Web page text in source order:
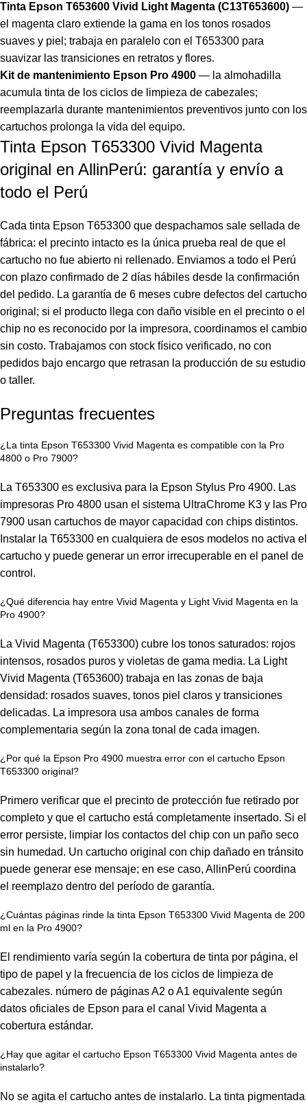
Tinta Epson T653600 Vivid Light Magenta (C13T653600) —
el magenta claro extiende la gama en los tonos rosados
suaves y piel; trabaja en paralelo con el T653300 para
suavizar las transiciones en retratos y flores.
Kit de mantenimiento Epson Pro 4900 — la almohadilla
acumula tinta de los ciclos de limpieza de cabezales;
reemplazarla durante mantenimientos preventivos junto con los
cartuchos prolonga la vida del equipo.
Tinta Epson T653300 Vivid Magenta
original en AllinPerú: garantía y envío a
todo el Perú
Cada tinta Epson T653300 que despachamos sale sellada de
fábrica: el precinto intacto es la única prueba real de que el
cartucho no fue abierto ni rellenado. Enviamos a todo el Perú
con plazo confirmado de 2 días hábiles desde la confirmación
del pedido. La garantía de 6 meses cubre defectos del cartucho
original; si el producto llega con daño visible en el precinto o el
chip no es reconocido por la impresora, coordinamos el cambio
sin costo. Trabajamos con stock físico verificado, no con
pedidos bajo encargo que retrasan la producción de su estudio
o taller.
Preguntas frecuentes
¿La tinta Epson T653300 Vivid Magenta es compatible con la Pro
4800 o Pro 7900?
La T653300 es exclusiva para la Epson Stylus Pro 4900. Las
impresoras Pro 4800 usan el sistema UltraChrome K3 y las Pro
7900 usan cartuchos de mayor capacidad con chips distintos.
Instalar la T653300 en cualquiera de esos modelos no activa el
cartucho y puede generar un error irrecuperable en el panel de
control.
¿Qué diferencia hay entre Vivid Magenta y Light Vivid Magenta en la
Pro 4900?
La Vivid Magenta (T653300) cubre los tonos saturados: rojos
intensos, rosados puros y violetas de gama media. La Light
Vivid Magenta (T653600) trabaja en las zonas de baja
densidad: rosados suaves, tonos piel claros y transiciones
delicadas. La impresora usa ambos canales de forma
complementaria según la zona tonal de cada imagen.
¿Por qué la Epson Pro 4900 muestra error con el cartucho Epson
T653300 original?
Primero verificar que el precinto de protección fue retirado por
completo y que el cartucho está completamente insertado. Si el
error persiste, limpiar los contactos del chip con un paño seco
sin humedad. Un cartucho original con chip dañado en tránsito
puede generar ese mensaje; en ese caso, AllinPerú coordina
el reemplazo dentro del período de garantía.
¿Cuántas páginas rinde la tinta Epson T653300 Vivid Magenta de 200
ml en la Pro 4900?
El rendimiento varía según la cobertura de tinta por página, el
tipo de papel y la frecuencia de los ciclos de limpieza de
cabezales. número de páginas A2 o A1 equivalente según
datos oficiales de Epson para el canal Vivid Magenta a
cobertura estándar.
¿Hay que agitar el cartucho Epson T653300 Vivid Magenta antes de
instalarlo?
No se agita el cartucho antes de instalarlo. La tinta pigmentada